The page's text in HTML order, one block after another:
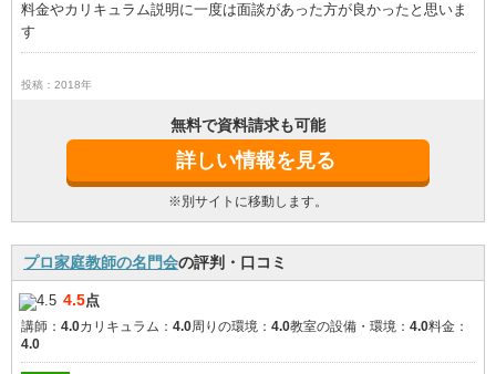
料金やカリキュラム説明に一度は面談があった方が良かったと思いま
す
投稿：2018年
無料で資料請求も可能
詳しい情報を見る
※別サイトに移動します。
プロ家庭教師の名門会の評判・口コミ
4.5点
講師： 4.0カリキュラム： 4.0周りの環境： 4.0教室の設備・環境： 4.0料金：
4.0